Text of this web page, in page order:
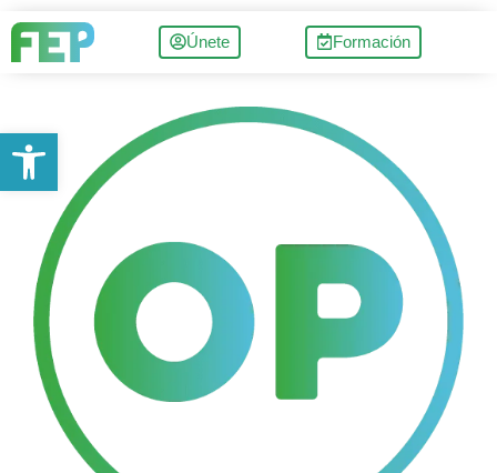
Únete Formación
Abrir barra de herramientas